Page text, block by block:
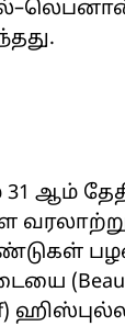
31 ஆம்
ஆண்டுகள்